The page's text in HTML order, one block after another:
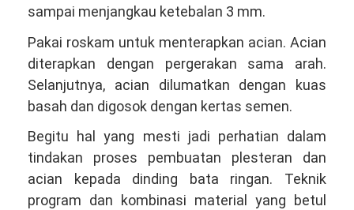
sampai menjangkau ketebalan 3 mm.
Pakai roskam untuk menterapkan acian. Acian
diterapkan dengan pergerakan sama arah.
Selanjutnya, acian dilumatkan dengan kuas
basah dan digosok dengan kertas semen.
Begitu hal yang mesti jadi perhatian dalam
tindakan proses pembuatan plesteran dan
acian kepada dinding bata ringan. Teknik
program dan kombinasi material yang betul